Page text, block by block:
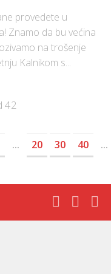
provedete u
Znamo da bu većina
na trošenje
Kalnikom s...
42
... 20 30 40
...